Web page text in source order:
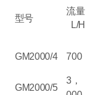
型号
流量
L/H
GM2000/4 700
GM2000/5
3 ，